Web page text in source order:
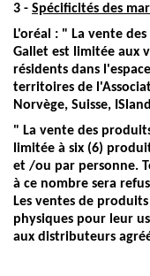
3 - Spécificités des
L'oréal
: " La vente
Gallet est limitée aux
résidents dans
territoires de
Norvège, Suisse,
" La vente des
limitée à six (6)
et /ou par personne.
à ce nombre sera
Les ventes de
physiques pour leur
aux distributeurs